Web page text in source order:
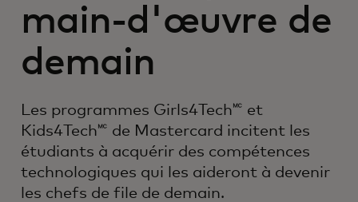
main-d'œuvre de
demain
Les programmes Girls4Tech🅪 et
Kids4Tech🅪 de Mastercard incitent les
étudiants à acquérir des compétences
technologiques qui les aideront à devenir
les chefs de file de demain.